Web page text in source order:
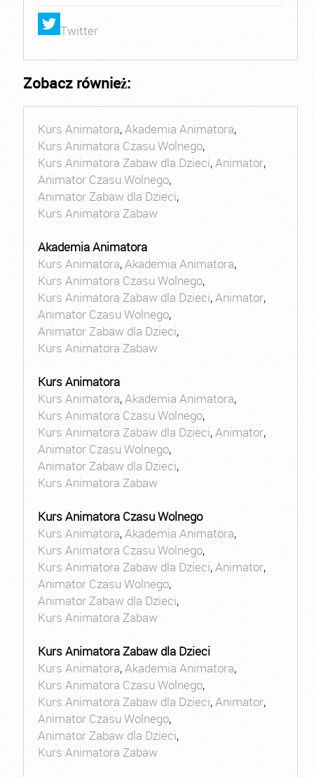
Twitter
Zobacz również:
Kurs Animatora,Akademia Animatora,
Kurs Animatora Czasu Wolnego,
Kurs Animatora Zabaw dla Dzieci,Animator,
Animator Czasu Wolnego,
Animator Zabaw dla Dzieci,
Kurs Animatora Zabaw
Akademia Animatora
Kurs Animatora,Akademia Animatora,
Kurs Animatora Czasu Wolnego,
Kurs Animatora Zabaw dla Dzieci,Animator,
Animator Czasu Wolnego,
Animator Zabaw dla Dzieci,
Kurs Animatora Zabaw
Kurs Animatora
Kurs Animatora,Akademia Animatora,
Kurs Animatora Czasu Wolnego,
Kurs Animatora Zabaw dla Dzieci,Animator,
Animator Czasu Wolnego,
Animator Zabaw dla Dzieci,
Kurs Animatora Zabaw
Kurs Animatora Czasu Wolnego
Kurs Animatora,Akademia Animatora,
Kurs Animatora Czasu Wolnego,
Kurs Animatora Zabaw dla Dzieci,Animator,
Animator Czasu Wolnego,
Animator Zabaw dla Dzieci,
Kurs Animatora Zabaw
Kurs Animatora Zabaw dla Dzieci
Kurs Animatora,Akademia Animatora,
Kurs Animatora Czasu Wolnego,
Kurs Animatora Zabaw dla Dzieci,Animator,
Animator Czasu Wolnego,
Animator Zabaw dla Dzieci,
Kurs Animatora Zabaw